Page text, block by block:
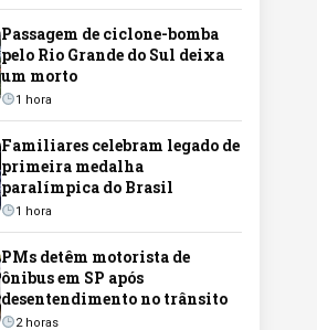
Passagem de ciclone-bomba
pelo Rio Grande do Sul deixa
um morto
1 hora
Familiares celebram legado de
primeira medalha
paralímpica do Brasil
1 hora
PMs detêm motorista de
ônibus em SP após
desentendimento no trânsito
2 horas